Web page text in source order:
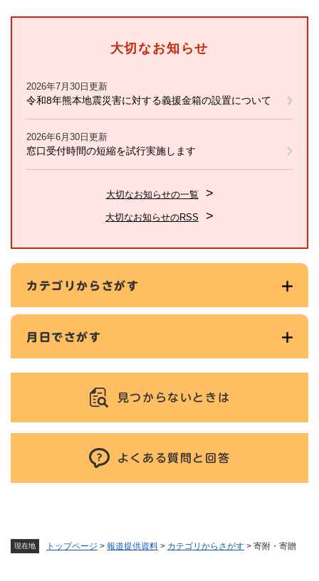
現在地 トップページ > 報道提供資料 > カテゴリからさがす > 寄附・寄贈
大切なお知らせ
2026年7月30日更新
令和8年熊本地震災害に対する義援金箱の設置について
2026年6月30日更新
窓口受付時間の短縮を試行実施します
大切なお知らせの一覧
大切なお知らせのRSS
カテゴリからさがす
月日でさがす
見つからないときは
よくある質問と回答